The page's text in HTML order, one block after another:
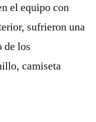
el equipo con
sufrieron una
de los
camiseta